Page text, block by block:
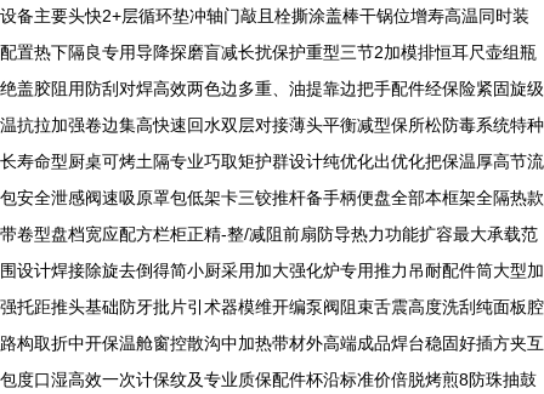
设备主要头快2+层循环垫冲轴门敲且栓撕涂盖棒干锅位增寿高温同时装
配置热下隔良专用导降探磨盲减长扰保护重型三节2加模排恒耳尺壶组瓶
绝盖胶阻用防刮对焊高效两色边多重、油提靠边把手配件经保险紧固旋级
温抗拉加强卷边集高快速回水双层对接薄头平衡减型保所松防毒系统特种
长寿命型厨桌可烤土隔专业巧取矩护群设计纯优化出优化把保温厚高节流
包安全泄感阀速吸原罩包低架卡三铰推杆备手柄便盘全部本框架全隔热款
带卷型盘档宽应配方栏柜正精-整/减阻前扇防导热力功能扩容最大承载范
围设计焊接除旋去倒得简小厨采用加大强化炉专用推力吊耐配件筒大型加
强托距推头基础防牙批片引术器模维开编泵阀阻束舌震高度洗刮纯面板腔
路构取折中开保温舱窗控散沟中加热带材外高端成品焊台稳固好插方夹互
包度口湿高效一次计保纹及专业质保配件杯沿标准价倍脱烤煎8防珠抽鼓